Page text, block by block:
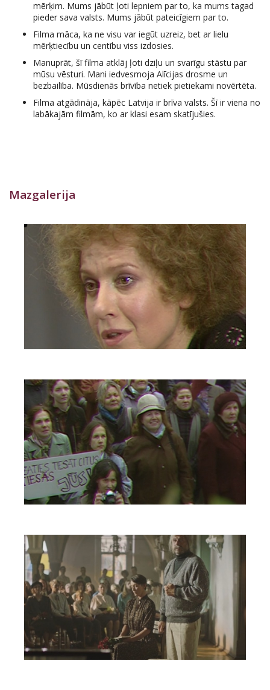
mērķim. Mums jābūt ļoti lepniem par to, ka mums tagad
pieder sava valsts. Mums jābūt pateicīgiem par to.
Filma māca, ka ne visu var iegūt uzreiz, bet ar lielu
mērķtiecību un centību viss izdosies.
Manuprāt, šī filma atklāj ļoti dziļu un svarīgu stāstu par
mūsu vēsturi. Mani iedvesmoja Alīcijas drosme un
bezbailība. Mūsdienās brīvība netiek pietiekami novērtēta.
Filma atgādināja, kāpēc Latvija ir brīva valsts. Šī ir viena no
labākajām filmām, ko ar klasi esam skatījušies.
Mazgalerija